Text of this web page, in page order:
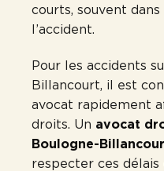
courts, souvent dans
l’accident.
Pour les accidents
Billancourt, il est
avocat rapidement
droits. Un avocat
Boulogne-
respecter ces